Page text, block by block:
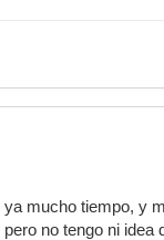
mucho tiempo, y
no tengo ni